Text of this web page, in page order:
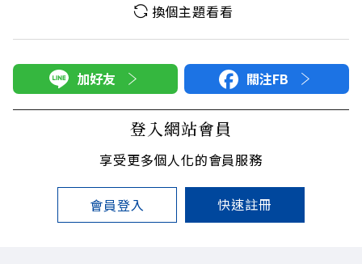
換個主題看看
加好友 關注FB
登入網站會員
享受更多個人化的會員服務
會員登入 快速註冊